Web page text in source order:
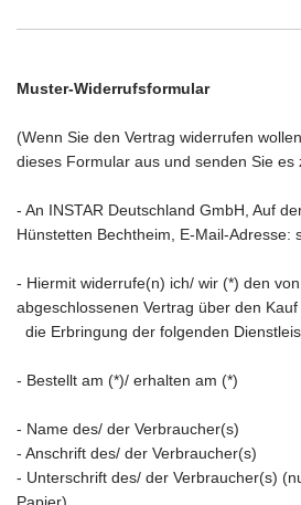
Muster-Widerrufsformular
(Wenn Sie den Vertrag widerrufen
dieses Formular aus und senden Sie es
- An INSTAR Deutschland GmbH, Auf
Hünstetten Bechtheim , E-Mail-Adresse:
- Hiermit widerrufe(n) ich/ wir (*) den
abgeschlossenen Vertrag über den
die Erbringung der folgenden
- Bestellt am (*)/ erhalten am (*)
- Name des/ der Verbraucher(s)
- Anschrift des/ der Verbraucher(s)
- Unterschrift des/ der Verbraucher(s)